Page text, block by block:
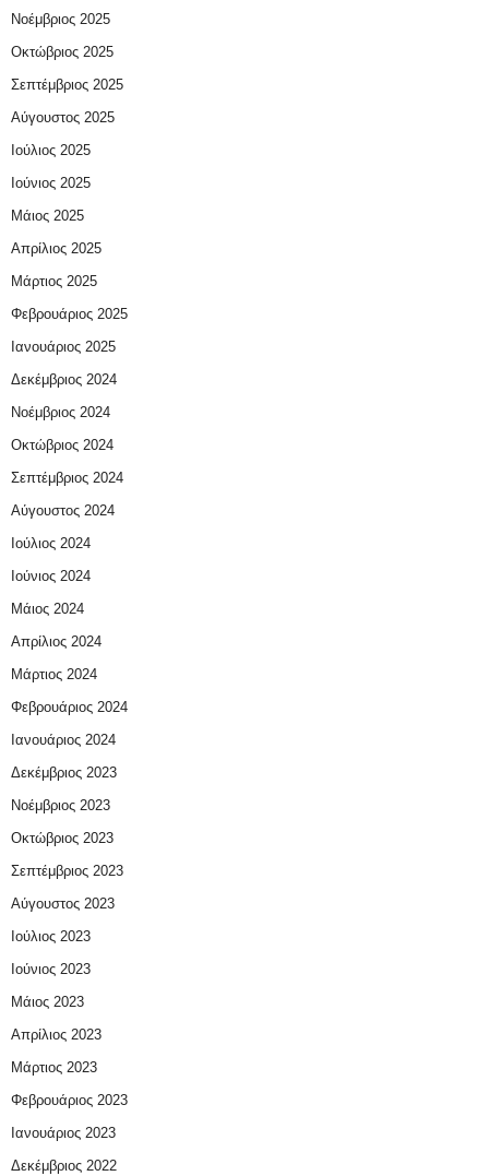
Νοέμβριος 2025
Οκτώβριος 2025
Σεπτέμβριος 2025
Αύγουστος 2025
Ιούλιος 2025
Ιούνιος 2025
Μάιος 2025
Απρίλιος 2025
Μάρτιος 2025
Φεβρουάριος 2025
Ιανουάριος 2025
Δεκέμβριος 2024
Νοέμβριος 2024
Οκτώβριος 2024
Σεπτέμβριος 2024
Αύγουστος 2024
Ιούλιος 2024
Ιούνιος 2024
Μάιος 2024
Απρίλιος 2024
Μάρτιος 2024
Φεβρουάριος 2024
Ιανουάριος 2024
Δεκέμβριος 2023
Νοέμβριος 2023
Οκτώβριος 2023
Σεπτέμβριος 2023
Αύγουστος 2023
Ιούλιος 2023
Ιούνιος 2023
Μάιος 2023
Απρίλιος 2023
Μάρτιος 2023
Φεβρουάριος 2023
Ιανουάριος 2023
Δεκέμβριος 2022